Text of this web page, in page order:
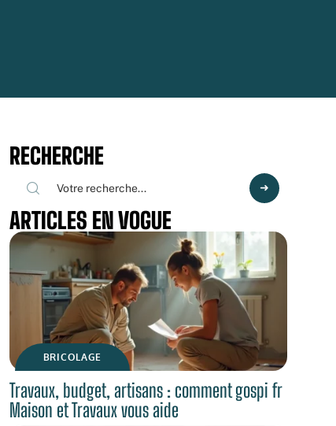
RECHERCHE
ARTICLES EN VOGUE
BRICOLAGE
Travaux, budget, artisans : comment gospi fr
Maison et Travaux vous aide